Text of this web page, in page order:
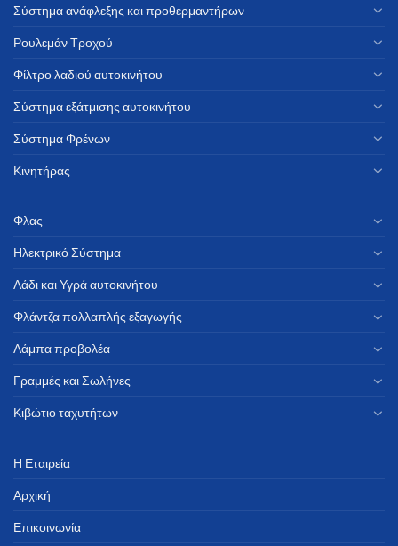
Σύστημα ανάφλεξης και προθερμαντήρων
Ρουλεμάν Τροχού
Φίλτρο λαδιού αυτοκινήτου
Σύστημα εξάτμισης αυτοκινήτου
Σύστημα Φρένων
Κινητήρας
Φλας
Ηλεκτρικό Σύστημα
Λάδι και Υγρά αυτοκινήτου
Φλάντζα πολλαπλής εξαγωγής
Λάμπα προβολέα
Γραμμές και Σωλήνες
Κιβώτιο ταχυτήτων
Η Εταιρεία
Αρχική
Επικοινωνία